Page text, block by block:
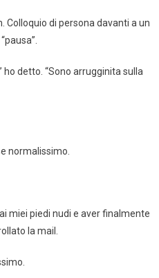
Colloquio di persona davanti a un
ho detto. “Sono arrugginita sulla
normalissimo.
miei piedi nudi e aver finalmente
la mail.